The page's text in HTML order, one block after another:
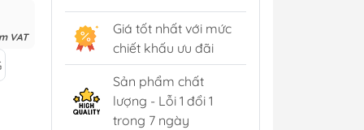
VAT
Giá tốt nhất với mức
chiết khấu ưu đãi
Sản phẩm chất
lượng - Lỗi 1 đổi 1
trong 7 ngày